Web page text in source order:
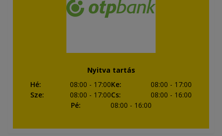
Nyitva tartás
Hé: 08:00 - 17:00Ke: 08:00 - 17:00
Sze: 08:00 - 17:00Cs: 08:00 - 16:00
Pé: 08:00 - 16:00